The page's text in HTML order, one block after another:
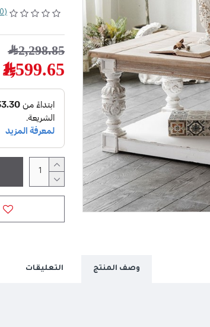
(0 التقييمات)
1,599.65﷼
2,298.85﷼
وصف المنتج التعليقات